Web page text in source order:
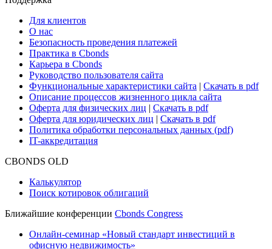
Глоссарий
Поддержка
Для клиентов
О нас
Безопасность проведения платежей
Практика в Cbonds
Карьера в Cbonds
Руководство пользователя сайта
Функциональные характеристики сайта|Скачать в pdf
Описание процессов жизненного цикла сайта
Оферта для юридических лиц
IT-аккредитация
Поиск котировок облигаций